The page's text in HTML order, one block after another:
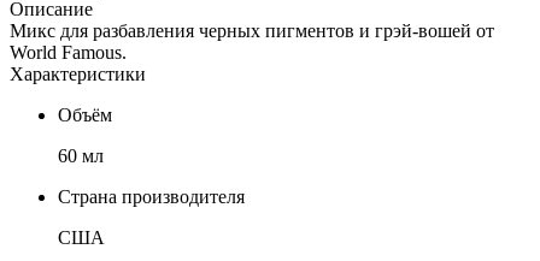
Описание
Микс для разбавления черных пигментов и грэй-вошей от
World Famous.
Характеристики
Объём
60 мл
Страна производителя
США